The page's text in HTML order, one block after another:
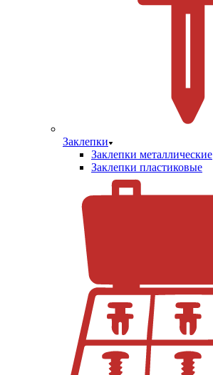
Заклепки
Заклепки металлические
Заклепки пластиковые